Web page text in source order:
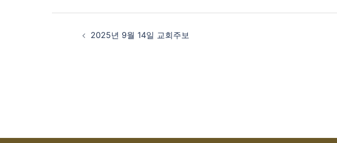
Post
navigation
2025년 9월 14일 교회주보